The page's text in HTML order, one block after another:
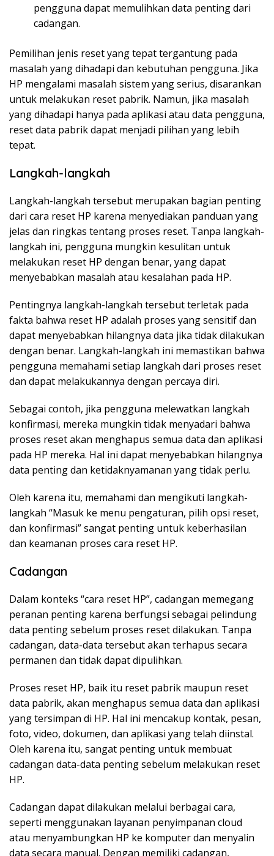
pengguna dapat memulihkan data penting dari
cadangan.
Pemilihan jenis reset yang tepat tergantung pada
masalah yang dihadapi dan kebutuhan pengguna. Jika
HP mengalami masalah sistem yang serius, disarankan
untuk melakukan reset pabrik. Namun, jika masalah
yang dihadapi hanya pada aplikasi atau data pengguna,
reset data pabrik dapat menjadi pilihan yang lebih
tepat.
Langkah-langkah
Langkah-langkah tersebut merupakan bagian penting
dari cara reset HP karena menyediakan panduan yang
jelas dan ringkas tentang proses reset. Tanpa langkah-
langkah ini, pengguna mungkin kesulitan untuk
melakukan reset HP dengan benar, yang dapat
menyebabkan masalah atau kesalahan pada HP.
Pentingnya langkah-langkah tersebut terletak pada
fakta bahwa reset HP adalah proses yang sensitif dan
dapat menyebabkan hilangnya data jika tidak dilakukan
dengan benar. Langkah-langkah ini memastikan bahwa
pengguna memahami setiap langkah dari proses reset
dan dapat melakukannya dengan percaya diri.
Sebagai contoh, jika pengguna melewatkan langkah
konfirmasi, mereka mungkin tidak menyadari bahwa
proses reset akan menghapus semua data dan aplikasi
pada HP mereka. Hal ini dapat menyebabkan hilangnya
data penting dan ketidaknyamanan yang tidak perlu.
Oleh karena itu, memahami dan mengikuti langkah-
langkah “Masuk ke menu pengaturan, pilih opsi reset,
dan konfirmasi” sangat penting untuk keberhasilan
dan keamanan proses cara reset HP.
Cadangan
Dalam konteks “cara reset HP”, cadangan memegang
peranan penting karena berfungsi sebagai pelindung
data penting sebelum proses reset dilakukan. Tanpa
cadangan, data-data tersebut akan terhapus secara
permanen dan tidak dapat dipulihkan.
Proses reset HP, baik itu reset pabrik maupun reset
data pabrik, akan menghapus semua data dan aplikasi
yang tersimpan di HP. Hal ini mencakup kontak, pesan,
foto, video, dokumen, dan aplikasi yang telah diinstal.
Oleh karena itu, sangat penting untuk membuat
cadangan data-data penting sebelum melakukan reset
HP.
Cadangan dapat dilakukan melalui berbagai cara,
seperti menggunakan layanan penyimpanan cloud
atau menyambungkan HP ke komputer dan menyalin
data secara manual. Dengan memiliki cadangan,